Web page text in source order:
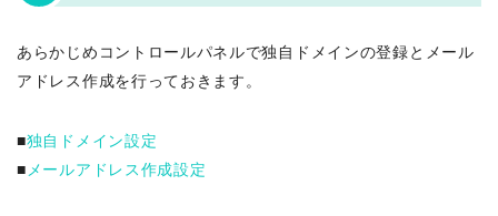
あらかじめコントロールパネルで独自ドメインの登録とメール
アドレス作成を行っておきます。
■独自ドメイン設定
■メールアドレス作成設定